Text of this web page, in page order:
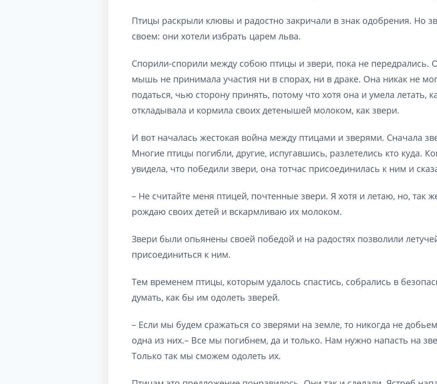
Птицы раскрыли клювы и радостно закричали в знак одобрения. Но
своем: они хотели избрать царем льва.
Спорили-спорили между собою птицы и звери, пока не передрались.
мышь не принимала участия ни в спорах, ни в драке. Она никак не
податься, чью сторону принять, потому что хотя она и умела летать,
откладывала и кормила своих детенышей молоком, как звери.
И вот началась жестокая война между птицами и зверями. Сначала
Многие птицы погибли, другие, испугавшись, разлетелись кто куда.
увидела, что победили звери, она тотчас присоединилась к ним и
– Не считайте меня птицей, почтенные звери. Я хотя и летаю, но, так
рождаю своих детей и вскармливаю их молоком.
Звери были опьянены своей победой и на радостях позволили
присоединиться к ним.
Тем временем птицы, которым удалось спастись, собрались в
думать, как бы им одолеть зверей.
– Если мы будем сражаться со зверями на земле, то никогда не
одна из них.– Все мы погибнем, да и только. Нам нужно напасть на
Только так мы сможем одолеть их.